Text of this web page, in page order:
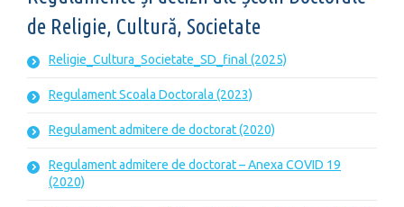
de Religie, Cultură, Societate
Religie_Cultura_Societate_SD_final (2025)
Regulament Scoala Doctorala (2023)
Regulament admitere de doctorat (2020)
Regulament admitere de doctorat – Anexa COVID 19
(2020)